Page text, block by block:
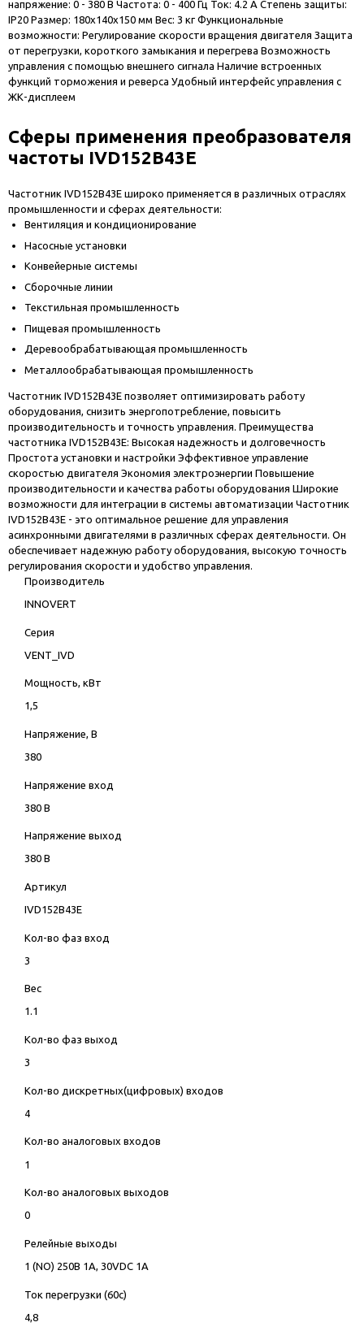
напряжение: 0 - 380 В Частота: 0 - 400 Гц Ток: 4.2 А Степень защиты:
IP20 Размер: 180х140х150 мм Вес: 3 кг Функциональные
возможности: Регулирование скорости вращения двигателя Защита
от перегрузки, короткого замыкания и перегрева Возможность
управления с помощью внешнего сигнала Наличие встроенных
функций торможения и реверса Удобный интерфейс управления с
ЖК-дисплеем
Сферы применения преобразователя
частоты IVD152B43E
Частотник IVD152B43E широко применяется в различных отраслях
промышленности и сферах деятельности:
Вентиляция и кондиционирование
Насосные установки
Конвейерные системы
Сборочные линии
Текстильная промышленность
Пищевая промышленность
Деревообрабатывающая промышленность
Металлообрабатывающая промышленность
Частотник IVD152B43E позволяет оптимизировать работу
оборудования, снизить энергопотребление, повысить
производительность и точность управления. Преимущества
частотника IVD152B43E: Высокая надежность и долговечность
Простота установки и настройки Эффективное управление
скоростью двигателя Экономия электроэнергии Повышение
производительности и качества работы оборудования Широкие
возможности для интеграции в системы автоматизации Частотник
IVD152B43E - это оптимальное решение для управления
асинхронными двигателями в различных сферах деятельности. Он
обеспечивает надежную работу оборудования, высокую точность
регулирования скорости и удобство управления.
Производитель
INNOVERT
Серия
VENT_IVD
Мощность, кВт
1,5
Напряжение, В
380
Напряжение вход
380 В
Напряжение выход
380 В
Артикул
IVD152B43E
Кол-во фаз вход
3
Вес
1.1
Кол-во фаз выход
3
Кол-во дискретных(цифровых) входов
4
Кол-во аналоговых входов
1
Кол-во аналоговых выходов
0
Релейные выходы
1 (NO) 250В 1А, 30VDC 1А
Ток перегрузки (60с)
4,8